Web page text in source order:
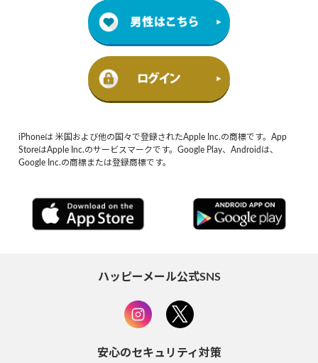
iPhoneは 米国および他の国々で登録されたApple Inc.の商標です。App
StoreはApple Inc.のサービスマークです。Google Play、Androidは、
Google Inc.の商標または登録商標です。
ハッピーメール公式SNS
安心のセキュリティ対策